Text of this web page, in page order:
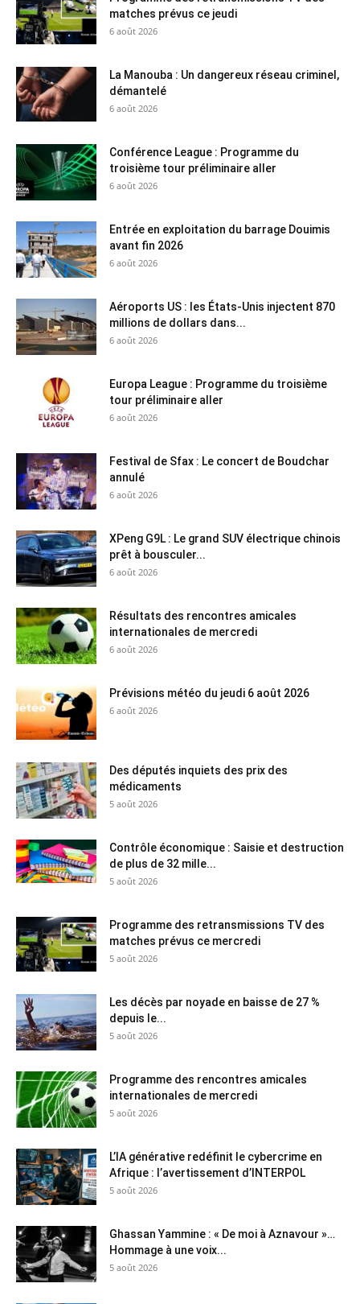
matches prévus ce jeudi
6 août 2026
La Manouba : Un dangereux réseau criminel,
démantelé
6 août 2026
Conférence League : Programme du
troisième tour préliminaire aller
6 août 2026
Entrée en exploitation du barrage Douimis
avant fin 2026
6 août 2026
Aéroports US : les États-Unis injectent 870
millions de dollars dans...
6 août 2026
Europa League : Programme du troisième
tour préliminaire aller
6 août 2026
Festival de Sfax : Le concert de Boudchar
annulé
6 août 2026
XPeng G9L : Le grand SUV électrique chinois
prêt à bousculer...
6 août 2026
Résultats des rencontres amicales
internationales de mercredi
6 août 2026
Prévisions météo du jeudi 6 août 2026
6 août 2026
Des députés inquiets des prix des
médicaments
5 août 2026
Contrôle économique : Saisie et destruction
de plus de 32 mille...
5 août 2026
Programme des retransmissions TV des
matches prévus ce mercredi
5 août 2026
Les décès par noyade en baisse de 27 %
depuis le...
5 août 2026
Programme des rencontres amicales
internationales de mercredi
5 août 2026
L’IA générative redéfinit le cybercrime en
Afrique : l’avertissement d’INTERPOL
5 août 2026
Ghassan Yammine : « De moi à Aznavour »…
Hommage à une voix...
5 août 2026